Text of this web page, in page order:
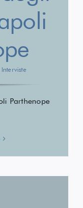
Interviste
Parthenope